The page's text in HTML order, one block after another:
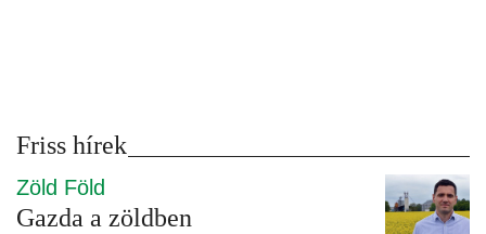
Friss hírek
Zöld Föld
Gazda a zöldben